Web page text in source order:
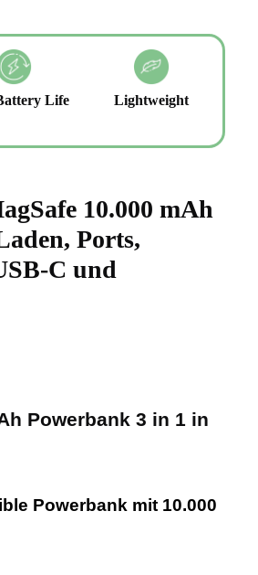
Life Lightweight
10.000 mAh
Ports,
C und
Powerbank 3 in 1 in
Powerbank mit 10.000